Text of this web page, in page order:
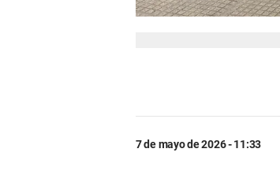
7 de mayo de 2026 - 11:33